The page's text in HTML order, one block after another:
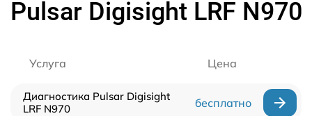
Pulsar Digisight LRF N970
Услуга Цена
Диагностика Pulsar Digisight
LRF N970
бесплатно